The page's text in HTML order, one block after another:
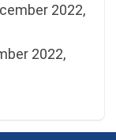
2022,
2022,